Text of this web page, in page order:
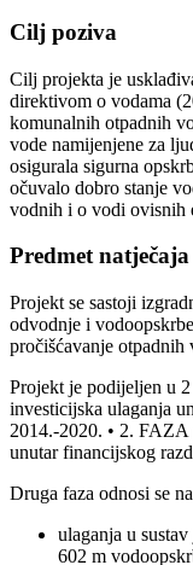
Cilj poziva
Cilj projekta je
direktivom o vodama
komunalnih otpadnih
vode namijenjene za
osigurala sigurna
očuvalo dobro stanje
vodnih i o vodi ovisnih
Predmet natječaja
Projekt se sastoji
odvodnje i
pročišćavanje otpadnih
Projekt je podijeljen u
investicijska ulaganja
2014.-2020. • 2. FAZA
unutar financijskog
Druga faza odnosi se
ulaganja u
602 m